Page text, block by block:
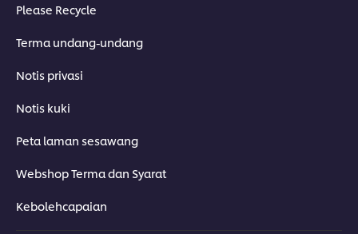
Please Recycle
Terma undang-undang
Notis privasi
Notis kuki
Peta laman sesawang
Webshop Terma dan Syarat
Kebolehcapaian